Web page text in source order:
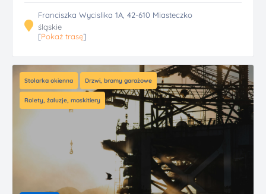
Franciszka Wycislika 1A, 42-610 Miasteczko
śląskie
[Pokaż trasę]
Stolarka okienna Drzwi, bramy garażowe
Rolety, żaluzje, moskitiery